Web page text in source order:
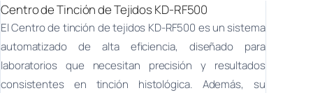
Centro de Tinción de Tejidos KD-RF500
El Centro de tinción de tejidos KD-RF500 es un sistema
automatizado de alta eficiencia, diseñado para
laboratorios que necesitan precisión y resultados
consistentes en tinción histológica. Además, su